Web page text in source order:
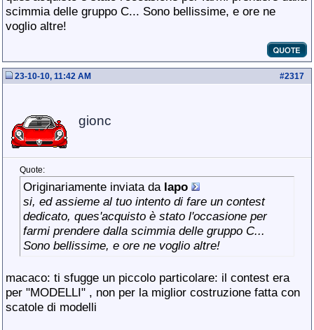
scimmia delle gruppo C... Sono bellissime, e ore ne
voglio altre!
#2317
23-10-10, 11:42 AM
gionc
Quote:
Originariamente inviata da lapo
si, ed assieme al tuo intento di fare un contest
dedicato, ques'acquisto è stato l'occasione per
farmi prendere dalla scimmia delle gruppo C...
Sono bellissime, e ore ne voglio altre!
macaco: ti sfugge un piccolo particolare: il contest era
per "MODELLI" , non per la miglior costruzione fatta con
scatole di modelli